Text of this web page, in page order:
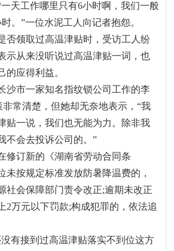
天工作哪里只有6小时啊，我们一般
。”一位水泥工人向记者抱怨。
领取过高温津贴时，受访工人纷
示从来没听说过高温津贴一词，也
的应得利益。
市一家知名指纹锁公司工作的李
常清楚，但她却无奈地表示，“我
贴一说，我们也无能为力。除非我
不会去投诉公司的。”
修订新的《湖南省劳动合同条
未按规定标准发放防暑降温费的，
社会保障部门责令改正;逾期未改正
2万元以下罚款;构成犯罪的，依法追
接到过高温津贴落实不到位这方